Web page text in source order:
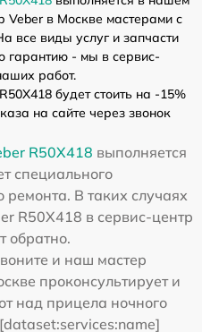
Veber в Москве мастерами с
все виды услуг и запчасти
гарантию - мы в сервис-
работ.
будет стоить на -15%
на сайте через звонок
R50X418 выполняется
специального
В таких случаях
R50X418 в сервис-центр
обратно.
и наш мастер
проконсультирует и
над прицела ночного